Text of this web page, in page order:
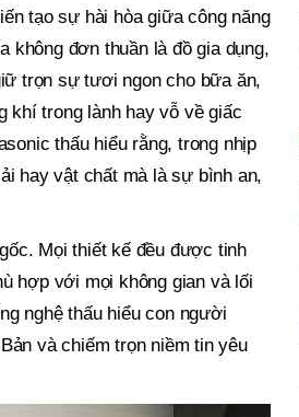
tạo sự hài hòa giữa công năng
không đơn thuần là đồ gia dụng,
trọn sự tươi ngon cho bữa ăn,
khí trong lành hay vỗ về giấc
thấu hiểu rằng, trong nhịp
hay vật chất mà là sự bình an,
Mọi thiết kế đều được tinh
hợp với mọi không gian và lối
nghệ thấu hiểu con người
và chiếm trọn niềm tin yêu